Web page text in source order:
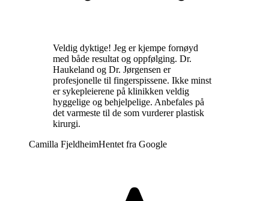
Veldig dyktige! Jeg er kjempe fornøyd
med både resultat og oppfølging. Dr.
Haukeland og Dr. Jørgensen er
profesjonelle til fingerspissene. Ikke minst
er sykepleierene på klinikken veldig
hyggelige og behjelpelige. Anbefales på
det varmeste til de som vurderer plastisk
kirurgi.
Camilla FjeldheimHentet fra Google